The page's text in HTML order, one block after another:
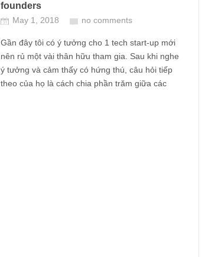
founders
May 1, 2018 no comments
Gần đây tôi có ý tưởng cho 1 tech start-up mới
nên rủ một vài thân hữu tham gia. Sau khi nghe
ý tưởng và cảm thấy có hứng thú, câu hỏi tiếp
theo của họ là cách chia phần trăm giữa các